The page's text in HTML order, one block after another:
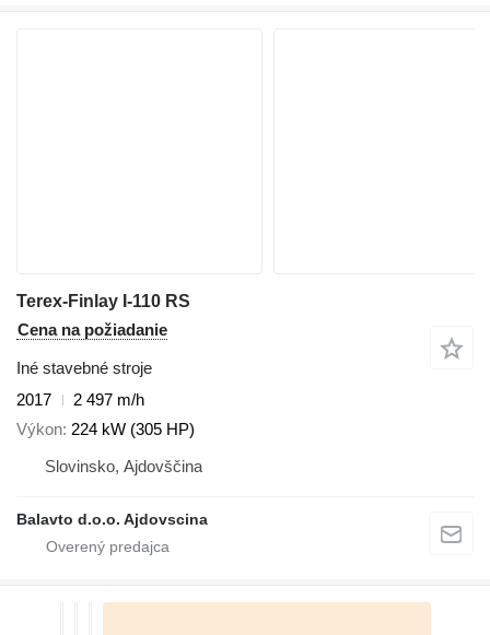
Terex-Finlay I-110 RS
Cena na požiadanie
Iné stavebné stroje
2017
2 497 m/h
Výkon 224 kW (305 HP)
Slovinsko, Ajdovščina
Balavto d.o.o. Ajdovscina